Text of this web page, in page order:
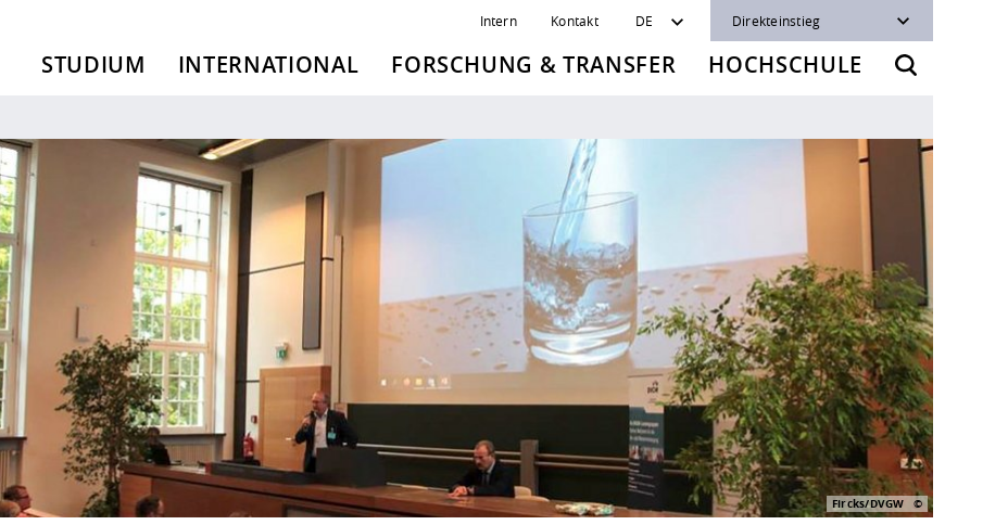
Intern Kontakt DE Direkteinstieg
STUDIUM INTERNATIONAL FORSCHUNG & TRANSFER HOCHSCHULE
Fircks/DVGW